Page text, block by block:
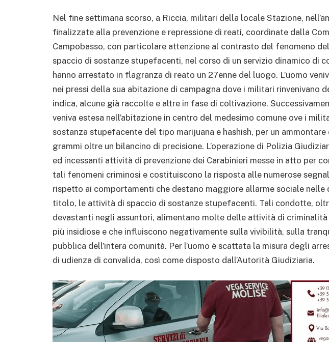
Nel fine settimana scorso, a Riccia, militari della locale Stazione,
finalizzate alla prevenzione e repressione di reati, coordinate dalla
Campobasso, con particolare attenzione al contrasto del fenomeno
spaccio di sostanze stupefacenti, nel corso di un servizio dinamico di
hanno arrestato in flagranza di reato un 27enne del luogo. L’uomo
nei pressi della sua abitazione di campagna dove i militari rinvenivano
indica, alcune già raccolte e altre in fase di coltivazione.
veniva estesa nell’abitazione in centro del medesimo comune ove i
sostanza stupefacente del tipo marijuana e hashish, per un
grammi oltre un bilancino di precisione. L’operazione di Polizia
ed incessanti attività di prevenzione dei Carabinieri messe in atto per
tali fenomeni criminosi e costituiscono la risposta alle numerose
rispetto ai comportamenti che destano maggiore allarme sociale nelle
titolo, le attività di spaccio di sostanze stupefacenti. Tali condotte,
devastanti negli assuntori, alimentano molte delle attività di
più insidiose e che influiscono negativamente sulla vivibilità, sulla
pubblica dell’intera comunità. Per l’uomo è scattata la misura degli
di udienza di convalida, così come disposto dall’Autorità Giudiziaria.